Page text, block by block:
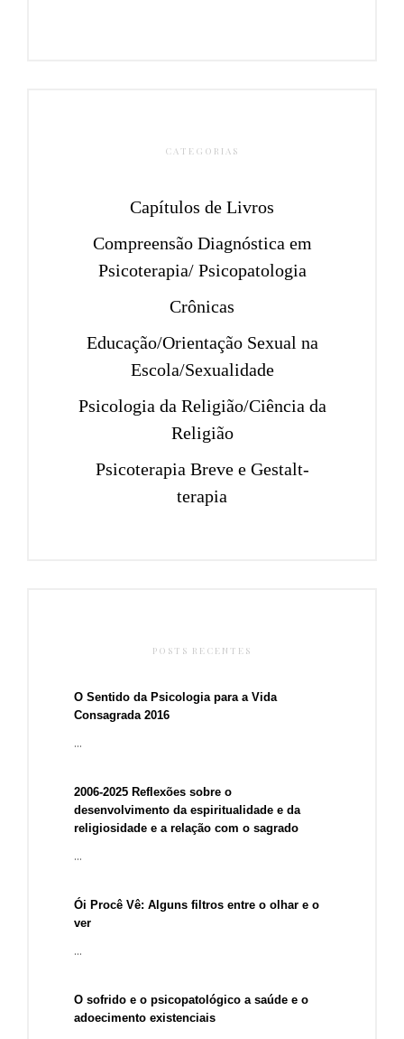
CATEGORIAS
Capítulos de Livros
Compreensão Diagnóstica em
Psicoterapia/ Psicopatologia
Crônicas
Educação/Orientação Sexual na
Escola/Sexualidade
Psicologia da Religião/Ciência da
Religião
Psicoterapia Breve e Gestalt-
terapia
POSTS RECENTES
O Sentido da Psicologia para a Vida
Consagrada 2016
...
2006-2025 Reflexões sobre o
desenvolvimento da espiritualidade e da
religiosidade e a relação com o sagrado
...
Ói Procê Vê: Alguns filtros entre o olhar e o
ver
...
O sofrido e o psicopatológico a saúde e o
adoecimento existenciais